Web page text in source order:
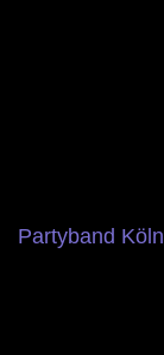
Partyband Köln